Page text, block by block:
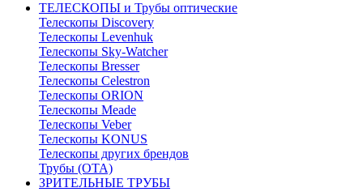
ТЕЛЕСКОПЫ и Трубы оптические
Телескопы Discovery
Телескопы Levenhuk
Телескопы Sky-Watcher
Телескопы Bresser
Телескопы Celestron
Телескопы ORION
Телескопы Meade
Телескопы Veber
Телескопы KONUS
Телескопы других брендов
Трубы (ОТА)
ЗРИТЕЛЬНЫЕ ТРУБЫ